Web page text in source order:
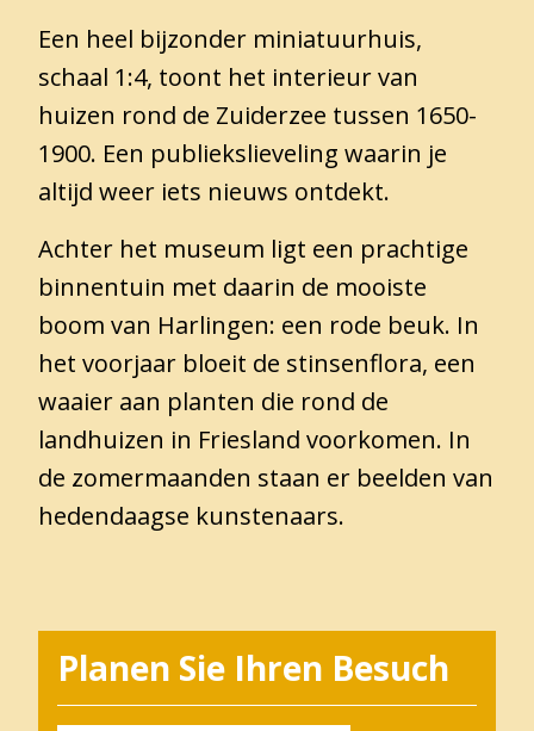
Een heel bijzonder miniatuurhuis,
schaal 1:4, toont het interieur van
huizen rond de Zuiderzee tussen 1650-
1900. Een publiekslieveling waarin je
altijd weer iets nieuws ontdekt.
Achter het museum ligt een prachtige
binnentuin met daarin de mooiste
boom van Harlingen: een rode beuk. In
het voorjaar bloeit de stinsenflora, een
waaier aan planten die rond de
landhuizen in Friesland voorkomen. In
de zomermaanden staan er beelden van
hedendaagse kunstenaars.
Planen Sie Ihren Besuch
Contact
het
Hannemahuis
Privacystatement